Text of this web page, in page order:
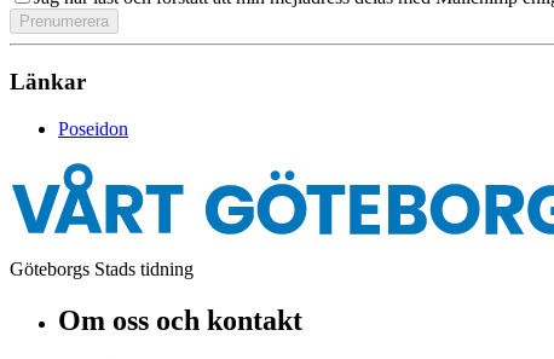
Länkar
Poseidon
Göteborgs Stads tidning
Om oss och kontakt